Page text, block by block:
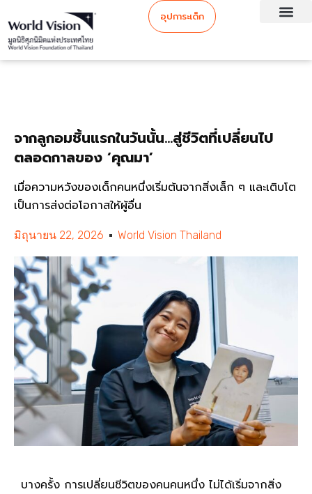
อุปการะเด็ก
จากลูกอมชิ้นแรกในวันนั้น…สู่ชีวิตที่เปลี่ยนไป
ตลอดกาลของ ‘คุณมา’
เมื่อความหวังของเด็กคนหนึ่งเริ่มต้นจากสิ่งเล็ก ๆ และเติบโต
เป็นการส่งต่อโอกาสให้ผู้อื่น
มิถุนายน 22, 2026 World Vision Thailand
บางครั้ง การเปลี่ยนชีวิตของคนคนหนึ่ง ไม่ได้เริ่มจากสิ่ง